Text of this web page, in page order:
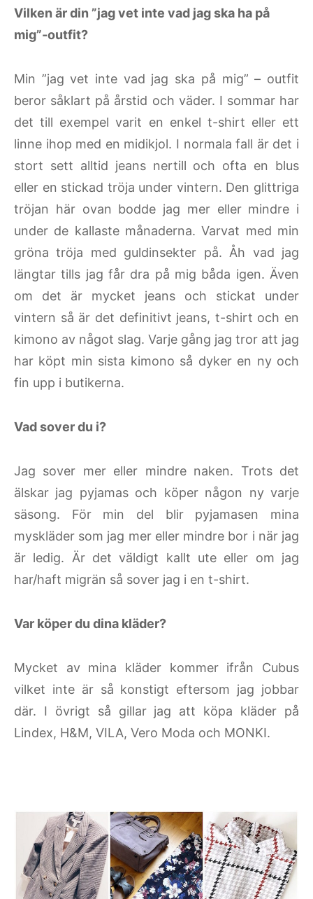
Vilken är din ”jag vet inte vad jag ska ha på
mig”-outfit?
Min ”jag vet inte vad jag ska på mig” – outfit
beror såklart på årstid och väder. I sommar har
det till exempel varit en enkel t-shirt eller ett
linne ihop med en midikjol. I normala fall är det i
stort sett alltid jeans nertill och ofta en blus
eller en stickad tröja under vintern. Den glittriga
tröjan här ovan bodde jag mer eller mindre i
under de kallaste månaderna. Varvat med min
gröna tröja med guldinsekter på. Åh vad jag
längtar tills jag får dra på mig båda igen. Även
om det är mycket jeans och stickat under
vintern så är det definitivt jeans, t-shirt och en
kimono av något slag. Varje gång jag tror att jag
har köpt min sista kimono så dyker en ny och
fin upp i butikerna.
Vad sover du i?
Jag sover mer eller mindre naken. Trots det
älskar jag pyjamas och köper någon ny varje
säsong. För min del blir pyjamasen mina
myskläder som jag mer eller mindre bor i när jag
är ledig. Är det väldigt kallt ute eller om jag
har/haft migrän så sover jag i en t-shirt.
Var köper du dina kläder?
Mycket av mina kläder kommer ifrån Cubus
vilket inte är så konstigt eftersom jag jobbar
där. I övrigt så gillar jag att köpa kläder på
Lindex, H&M, VILA, Vero Moda och MONKI.